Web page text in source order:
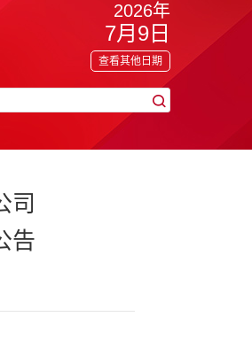
2026年
7月9日
查看其他日期
司
告